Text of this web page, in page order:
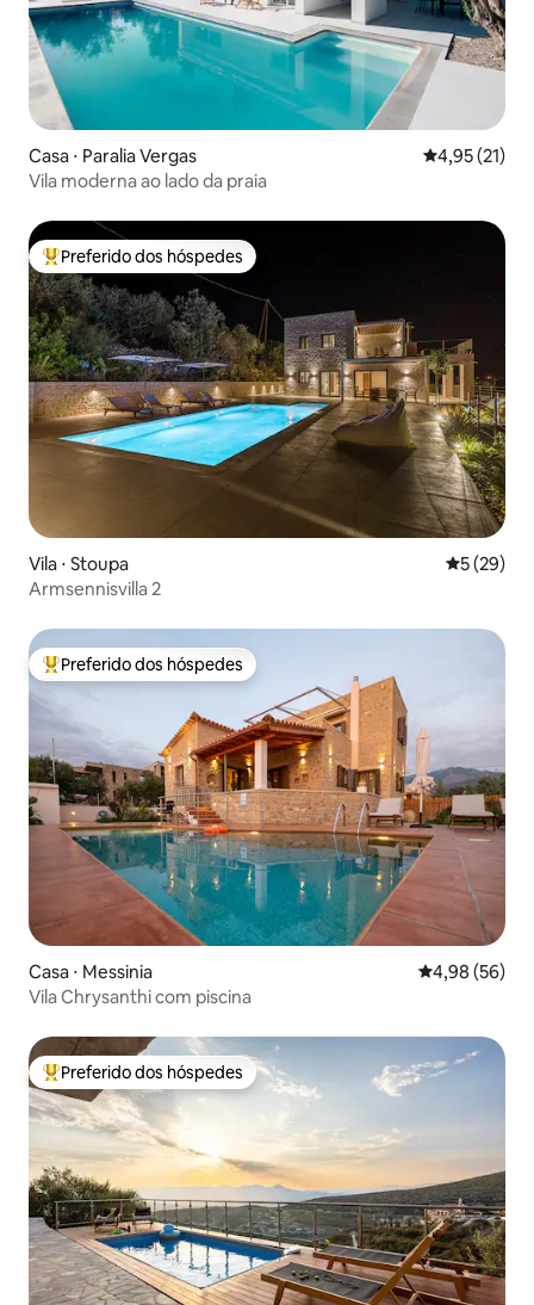
Casa ⋅ Paralia Vergas 4,95 de uma
4,95 (21)
Vila moderna ao lado da praia
Entre os melhores preferidos dos hóspedes
Preferido dos hóspedes
Vila ⋅ Stoupa 5 de uma
5 (29)
Armsennisvilla 2
Entre os melhores preferidos dos hóspedes
Preferido dos hóspedes
Casa ⋅ Messinia 4,98 de uma
4,98 (56)
Vila Chrysanthi com piscina
Entre os melhores preferidos dos hóspedes
Preferido dos hóspedes